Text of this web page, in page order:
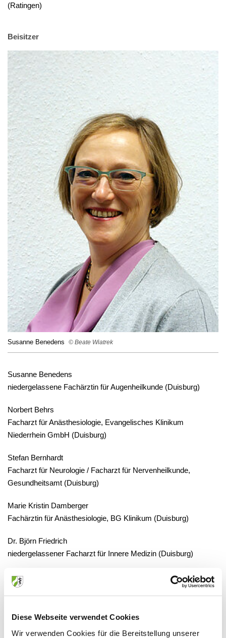
Diese Webseite verwendet Cookies
Wir verwenden Cookies für die Bereitstellung unserer
(Ratingen)
Beisitzer
Susanne Benedens © Beate Wiatrek
Susanne Benedens
niedergelassene Fachärztin für Augenheilkunde (Duisburg)
Norbert Behrs
Facharzt für Anästhesiologie, Evangelisches Klinikum
Niederrhein GmbH (Duisburg)
Stefan Bernhardt
Facharzt für Neurologie / Facharzt für Nervenheilkunde,
Gesundheitsamt (Duisburg)
Marie Kristin Damberger
Fachärztin für Anästhesiologie, BG Klinikum (Duisburg)
Dr. Björn Friedrich
niedergelassener Facharzt für Innere Medizin (Duisburg)